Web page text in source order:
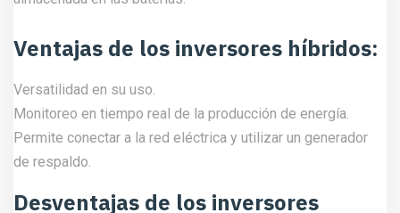
Ventajas de los inversores híbridos:
Versatilidad en su uso.
Monitoreo en tiempo real de la producción de energía.
Permite conectar a la red eléctrica y utilizar un generador
de respaldo.
Desventajas de los inversores